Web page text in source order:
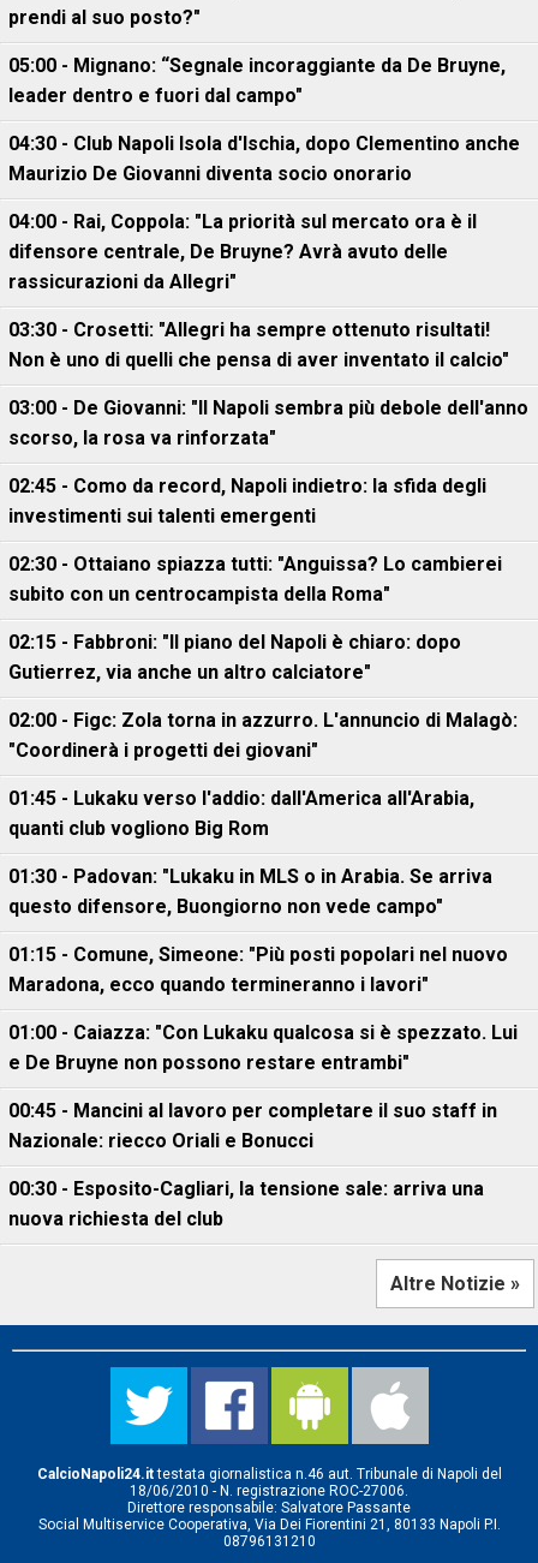
prendi al suo posto?"
05:00 - Mignano: “Segnale incoraggiante da De Bruyne,
leader dentro e fuori dal campo"
04:30 - Club Napoli Isola d'Ischia, dopo Clementino anche
Maurizio De Giovanni diventa socio onorario
04:00 - Rai, Coppola: "La priorità sul mercato ora è il
difensore centrale, De Bruyne? Avrà avuto delle
rassicurazioni da Allegri"
03:30 - Crosetti: "Allegri ha sempre ottenuto risultati!
Non è uno di quelli che pensa di aver inventato il calcio"
03:00 - De Giovanni: "Il Napoli sembra più debole dell'anno
scorso, la rosa va rinforzata"
02:45 - Como da record, Napoli indietro: la sfida degli
investimenti sui talenti emergenti
02:30 - Ottaiano spiazza tutti: "Anguissa? Lo cambierei
subito con un centrocampista della Roma"
02:15 - Fabbroni: "Il piano del Napoli è chiaro: dopo
Gutierrez, via anche un altro calciatore"
02:00 - Figc: Zola torna in azzurro. L'annuncio di Malagò:
"Coordinerà i progetti dei giovani"
01:45 - Lukaku verso l'addio: dall'America all'Arabia,
quanti club vogliono Big Rom
01:30 - Padovan: "Lukaku in MLS o in Arabia. Se arriva
questo difensore, Buongiorno non vede campo"
01:15 - Comune, Simeone: "Più posti popolari nel nuovo
Maradona, ecco quando termineranno i lavori"
01:00 - Caiazza: "Con Lukaku qualcosa si è spezzato. Lui
e De Bruyne non possono restare entrambi"
00:45 - Mancini al lavoro per completare il suo staff in
Nazionale: riecco Oriali e Bonucci
00:30 - Esposito-Cagliari, la tensione sale: arriva una
nuova richiesta del club
Altre Notizie »
CalcioNapoli24.ittestata giornalistica n.46 aut. Tribunale di Napoli del
18/06/2010 - N. registrazione ROC-27006.
Direttore responsabile: Salvatore Passante
Social Multiservice Cooperativa, Via Dei Fiorentini 21, 80133 Napoli P.I.
08796131210